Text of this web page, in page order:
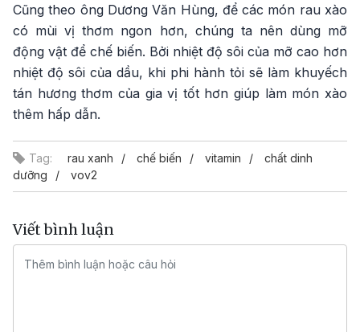
Cũng theo ông Dương Văn Hùng, để các món rau xào
có mùi vị thơm ngon hơn, chúng ta nên dùng mỡ
động vật để chế biến. Bởi nhiệt độ sôi của mỡ cao hơn
nhiệt độ sôi của dầu, khi phi hành tỏi sẽ làm khuyếch
tán hương thơm của gia vị tốt hơn giúp làm món xào
thêm hấp dẫn.
Tag: rau xanh chế biến vitamin
chất dinh
dưỡng
vov2
Viết bình luận